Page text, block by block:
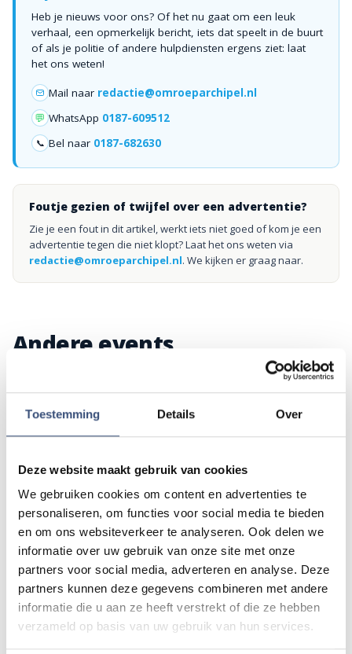
Toestemming Details Over
Deze website maakt gebruik van cookies
We gebruiken cookies om content en advertenties te
personaliseren, om functies voor social media te bieden
en om ons websiteverkeer te analyseren. Ook delen we
informatie over uw gebruik van onze site met onze
partners voor social media, adverteren en analyse. Deze
partners kunnen deze gegevens combineren met andere
informatie die u aan ze heeft verstrekt of die ze hebben
verzameld op basis van uw gebruik van hun services.
Heb je nieuws voor ons? Of het nu gaat om een leuk
verhaal, een opmerkelijk bericht, iets dat speelt in de buurt
of als je politie of andere hulpdiensten ergens ziet: laat
het ons weten!
Mail naar redactie@omroeparchipel.nl
💬 WhatsApp 0187-609512
📞 Bel naar 0187-682630
Foutje gezien of twijfel over een advertentie?
Zie je een fout in dit artikel, werkt iets niet goed of kom je een
advertentie tegen die niet klopt? Laat het ons weten via
redactie@omroeparchipel.nl. We kijken er graag naar.
Andere events
11
AUG.
Magic Summer show met Steven Kazàn
📍Ouddorp 17:00
WO
12
AUG.
Kinderdagen bij RTM-trammuseum in
Ouddorp
Ouddorp 🕐10:00
DO
13
AUG.
Hippie Beach Day markt bij Houten Kaap
📍Ouddorp 🕐12:00